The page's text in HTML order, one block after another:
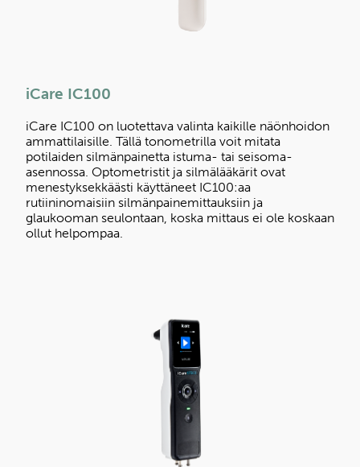
iCare IC100
iCare IC100 on luotettava valinta kaikille näönhoidon
ammattilaisille. Tällä tonometrilla voit mitata
potilaiden silmänpainetta istuma- tai seisoma-
asennossa. Optometristit ja silmälääkärit ovat
menestyksekkäästi käyttäneet IC100:aa
rutiininomaisiin silmänpainemittauksiin ja
glaukooman seulontaan, koska mittaus ei ole koskaan
ollut helpompaa.